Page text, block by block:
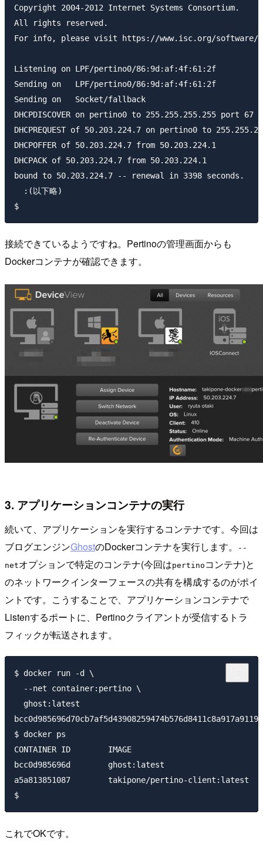
Copyright 2004-2012 Internet Systems Consortium.
All rights reserved.
For info, please visit https://www.isc.org/software/
Listening on LPF/pertino0/86:9d:af:4f:61:2f
Sending on   LPF/pertino0/86:9d:af:4f:61:2f
Sending on   Socket/fallback
DHCPDISCOVER on pertino0 to 255.255.255.255 port
DHCPREQUEST of 50.203.224.7 on pertino0 to
DHCPOFFER of 50.203.224.7 from 50.203.224.1
DHCPACK of 50.203.224.7 from 50.203.224.1
bound to 50.203.224.7 -- renewal in 3398 seconds.
  :(以下略)
接続できているようですね。Pertinoの管理画面からも
Dockerコンテナが確認できます。
3. アプリケーションコンテナの実行
続いて、アプリケーションを実行するコンテナです。今回は
ブログエンジンGhostのDockerコンテナを実行します。
--
netオプションで特定のコンテナ(今回はpertino コンテナ)と
のネットワークインターフェースの共有を構成するのがポイ
ントです。こうすることで、アプリケーションコンテナで
Listenするポートに、Pertinoクライアントが受信するトラ
フィックが転送されます。
$ docker run -d \
  --net container:pertino \
  ghost:latest
$ docker ps
CONTAINER ID        IMAGE
bcc0d985696d        ghost:latest
a5a813851087        takipone/pertino-
これでOKです。